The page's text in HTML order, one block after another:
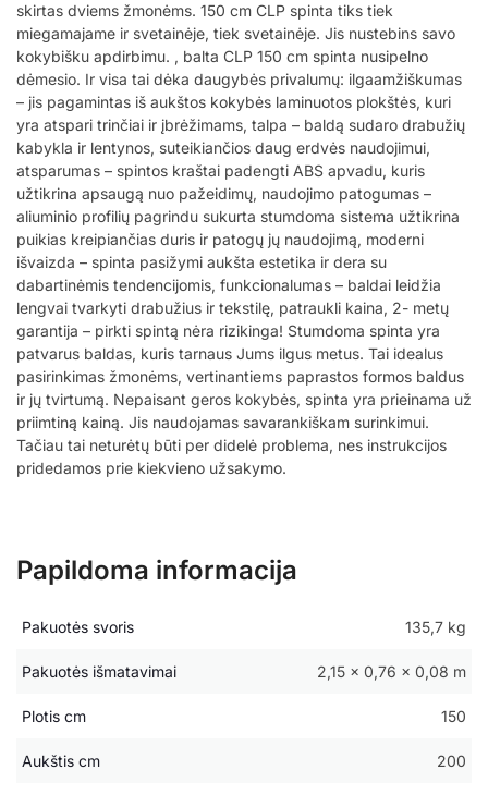
skirtas dviems žmonėms. 150 cm CLP spinta tiks tiek
miegamajame ir svetainėje, tiek svetainėje. Jis nustebins savo
kokybišku apdirbimu. , balta CLP 150 cm spinta nusipelno
dėmesio. Ir visa tai dėka daugybės privalumų: ilgaamžiškumas
– jis pagamintas iš aukštos kokybės laminuotos plokštės, kuri
yra atspari trinčiai ir įbrėžimams, talpa – baldą sudaro drabužių
kabykla ir lentynos, suteikiančios daug erdvės naudojimui,
atsparumas – spintos kraštai padengti ABS apvadu, kuris
užtikrina apsaugą nuo pažeidimų, naudojimo patogumas –
aliuminio profilių pagrindu sukurta stumdoma sistema užtikrina
puikias kreipiančias duris ir patogų jų naudojimą, moderni
išvaizda – spinta pasižymi aukšta estetika ir dera su
dabartinėmis tendencijomis, funkcionalumas – baldai leidžia
lengvai tvarkyti drabužius ir tekstilę, patraukli kaina, 2- metų
garantija – pirkti spintą nėra rizikinga! Stumdoma spinta yra
patvarus baldas, kuris tarnaus Jums ilgus metus. Tai idealus
pasirinkimas žmonėms, vertinantiems paprastos formos baldus
ir jų tvirtumą. Nepaisant geros kokybės, spinta yra prieinama už
priimtiną kainą. Jis naudojamas savarankiškam surinkimui.
Tačiau tai neturėtų būti per didelė problema, nes instrukcijos
pridedamos prie kiekvieno užsakymo.
Papildoma informacija
Pakuotės svoris 135,7 kg
Pakuotės išmatavimai 2,15 × 0,76 × 0,08 m
Plotis cm 150
Aukštis cm 200